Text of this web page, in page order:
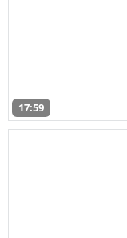
17:59